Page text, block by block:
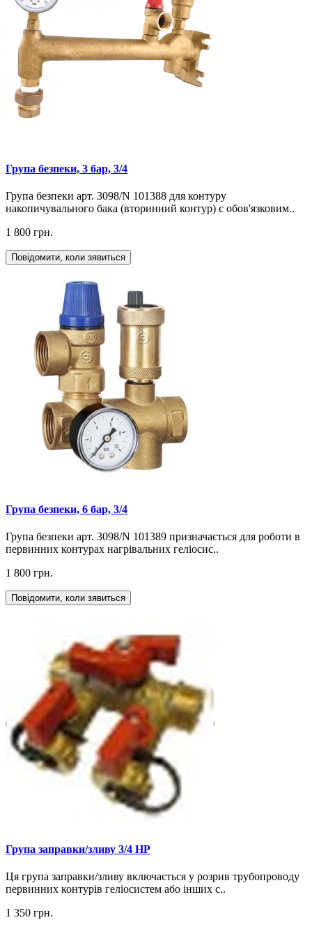
Група безпеки, 3 бар, 3/4
Група безпеки арт. 3098/N 101388 для контуру
накопичувального бака (вторинний контур) є обов'язковим..
1 800 грн.
Повідомити, коли зявиться
Група безпеки, 6 бар, 3/4
Група безпеки арт. 3098/N 101389 призначається для роботи в
первинних контурах нагрівальних геліосис..
1 800 грн.
Повідомити, коли зявиться
Група заправки/зливу 3/4 НР
Ця група заправки/зливу включається у розрив трубопроводу
первинних контурів геліосистем або інших с..
1 350 грн.